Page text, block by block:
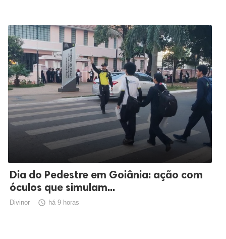
Dia do Pedestre em Goiânia: ação com
óculos que simulam...
Divinor  há 9 horas